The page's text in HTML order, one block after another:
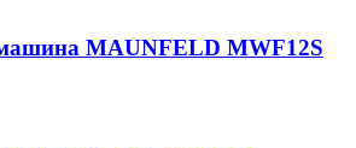
MAUNFELD MWF12S